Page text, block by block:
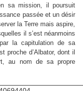
sa mission, il poursuit
passée et un désir
la Terre mais aspire,
il s’est néanmoins
la capitulation de sa
proche d’Albator, dont il
au nom de sa propre